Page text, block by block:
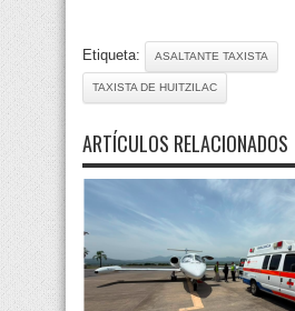
Etiqueta: ASALTANTE TAXISTA
TAXISTA DE HUITZILAC
ARTÍCULOS RELACIONADOS